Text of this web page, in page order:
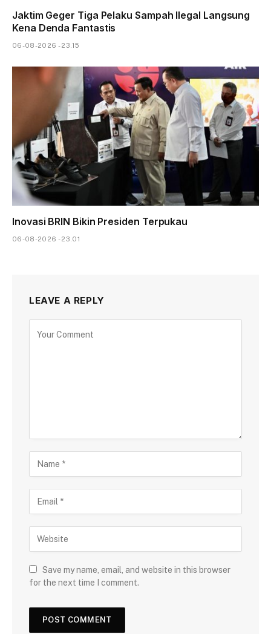
Jaktim Geger Tiga Pelaku Sampah Ilegal Langsung
Kena Denda Fantastis
06-08-2026 - 23.15
Inovasi BRIN Bikin Presiden Terpukau
06-08-2026 - 23.01
LEAVE A REPLY
Save my name, email, and website in this browser
for the next time I comment.